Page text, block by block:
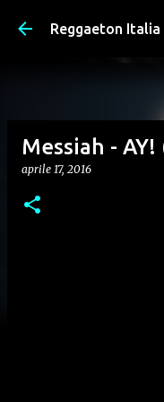
Passa
Reggaeton Italia
Messiah -
aprile 17, 2016